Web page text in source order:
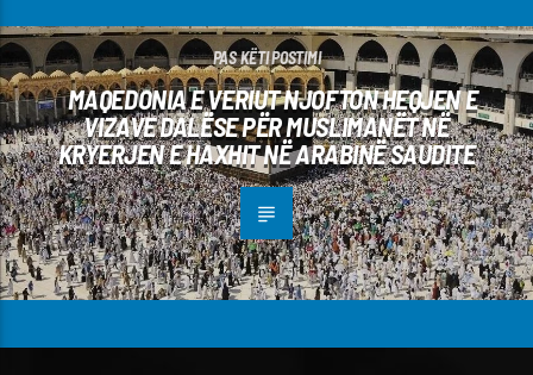
PAS KËTI POSTIMI
MAQEDONIA E VERIUT NJOFTON HEQJEN E
VIZAVE DALËSE PËR MUSLIMANËT NË
KRYERJEN E HAXHIT NË ARABINË SAUDITE